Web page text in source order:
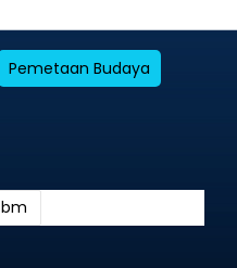
Pemetaan Budaya
bm